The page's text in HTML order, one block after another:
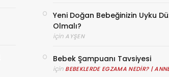
Yeni Doğan Bebeğinizin Uyku
Olmalı?
için AYŞEN
Bebek Şampuanı Tavsiyesi
için BEBEKLERDE EGZAMA NEDIR? |